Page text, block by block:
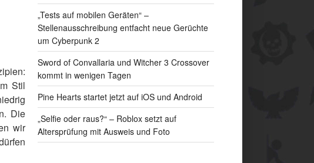
Stil
Die
wir
„Tests auf mobilen Geräten“ –
Stellenausschreibung entfacht neue Gerüchte
um Cyberpunk 2
Sword of Convallaria und Witcher 3 Crossover
kommt in wenigen Tagen
Pine Hearts startet jetzt auf iOS und Android
„Selfie oder raus?“ – Roblox setzt auf
Altersprüfung mit Ausweis und Foto